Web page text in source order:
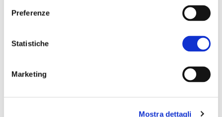
Preferenze
Statistiche
Marketing
Mostra dettagli
Il primo passo è stato ritrovare e riscoprire
immagini erano state immortalate più di 20
anni fae abbiamo scattato nuove fotografie
per comunicare la nuova vita di quei soggetti a